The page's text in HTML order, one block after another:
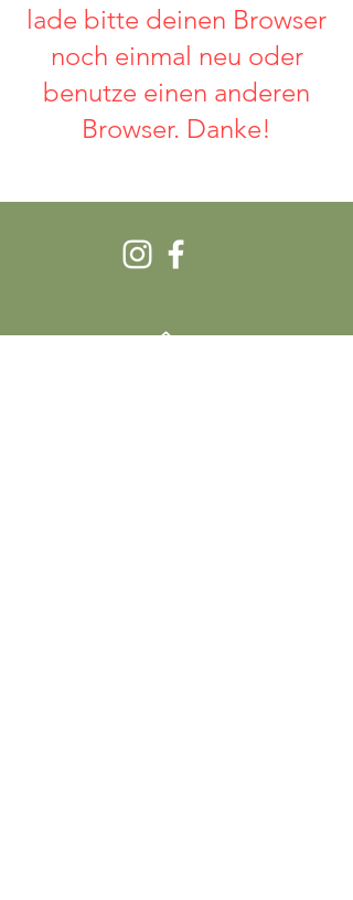
lade bitte deinen Browser
noch einmal neu oder
benutze einen anderen
Browser. Danke!